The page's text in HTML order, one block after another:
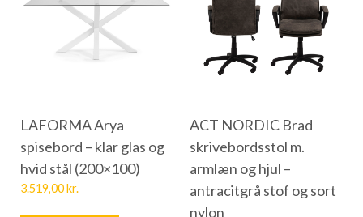
LAFORMA Arya
spisebord – klar glas og
hvid stål (200×100)
3.519,00kr.
ACT NORDIC Brad
skrivebordsstol m.
armlæn og hjul –
antracitgrå stof og sort
nylon